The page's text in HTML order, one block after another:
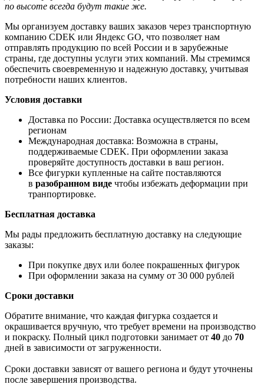
по высоте всегда будут такие же.
Мы организуем доставку ваших заказов через транспортную
компанию CDEK или Яндекс GO, что позволяет нам
отправлять продукцию по всей России и в зарубежные
страны, где доступны услуги этих компаний. Мы стремимся
обеспечить своевременную и надежную доставку, учитывая
потребности наших клиентов.
Условия доставки
Доставка по России: Доставка осуществляется по всем
регионам
Международная доставка: Возможна в страны,
поддерживаемые CDEK. При оформлении заказа
проверяйте доступность доставки в ваш регион.
Все фигурки купленные на сайте поставляются
в разобранном виде чтобы избежать деформации при
транпортировке.
Бесплатная доставка
Мы рады предложить бесплатную доставку на следующие
заказы:
При покупке двух или более покрашенных фигурок
При оформлении заказа на сумму от 30 000 рублей
Сроки доставки
Обратите внимание, что каждая фигурка создается и
окрашивается вручную, что требует времени на производство
и покраску. Полный цикл подготовки занимает от 40 до 70
дней в зависимости от загруженности.
Сроки доставки зависят от вашего региона и будут уточнены
после завершения производства.